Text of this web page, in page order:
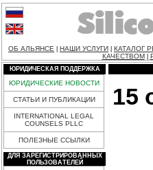
ОБ АЛЬЯНСЕ НАШИ УСЛУГИ КАТАЛОГ
КАЧЕСТВОМ
ЮРИДИЧЕСКАЯ ПОДДЕРЖКА
ЮРИДИЧЕСКИЕ НОВОСТИ
СТАТЬИ И ПУБЛИКАЦИИ
INTERNATIONAL LEGAL
COUNSELS PLLC
ПОЛЕЗНЫЕ ССЫЛКИ
ДЛЯ ЗАРЕГИСТРИРОВАННЫХ
ПОЛЬЗОВАТЕЛЕЙ
15